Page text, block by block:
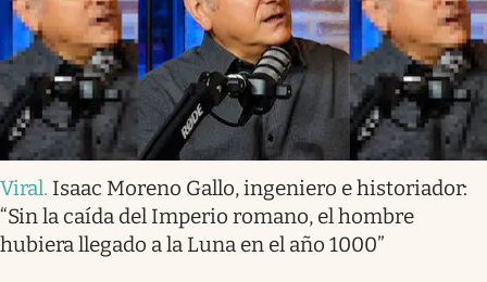
Viral. Isaac Moreno Gallo, ingeniero e historiador:
“Sin la caída del Imperio romano, el hombre
hubiera llegado a la Luna en el año 1000”